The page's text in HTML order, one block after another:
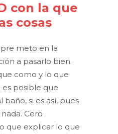
con la que
cosas
meto en la
a pasarlo bien.
como y lo que
posible que
si es así, pues
Cero
que explicar lo que